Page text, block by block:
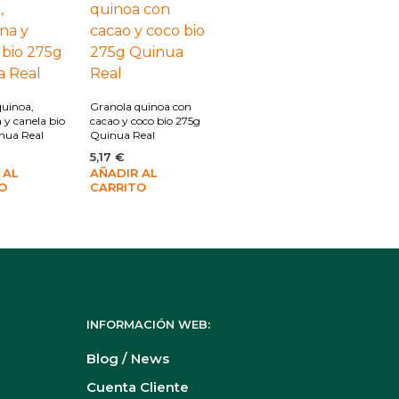
canela bio
Real
AL
Granola quinoa con
cacao y coco bio 275g
Quinua Real
5,17€
AÑADIR AL
CARRITO
INFORMACIÓN WEB:
Blog / News
Cuenta Cliente